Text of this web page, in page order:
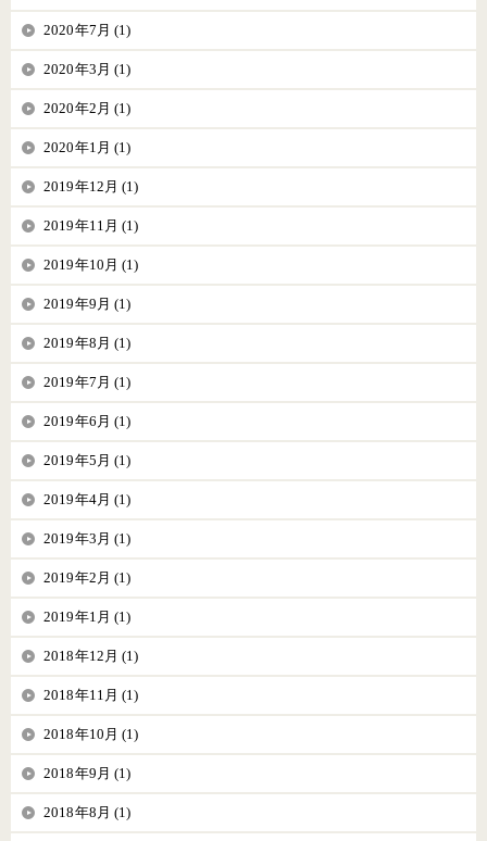
2020年7月 (1)
2020年3月 (1)
2020年2月 (1)
2020年1月 (1)
2019年12月 (1)
2019年11月 (1)
2019年10月 (1)
2019年9月 (1)
2019年8月 (1)
2019年7月 (1)
2019年6月 (1)
2019年5月 (1)
2019年4月 (1)
2019年3月 (1)
2019年2月 (1)
2019年1月 (1)
2018年12月 (1)
2018年11月 (1)
2018年10月 (1)
2018年9月 (1)
2018年8月 (1)